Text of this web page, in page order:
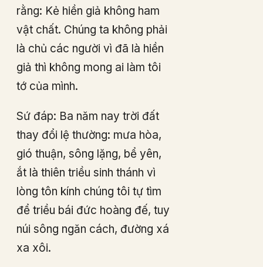
rằng: Kẻ hiền giả không ham
vật chất. Chúng ta không phải
là chủ các người vì đã là hiền
giả thì không mong ai làm tôi
tớ của mình.
Sứ đáp: Ba năm nay trời đất
thay đổi lệ thường: mưa hòa,
gió thuận, sông lặng, bể yên,
ắt là thiên triều sinh thánh vì
lòng tôn kính chúng tôi tự tìm
để triều bái đức hoàng đế, tuy
núi sông ngăn cách, đường xá
xa xôi.